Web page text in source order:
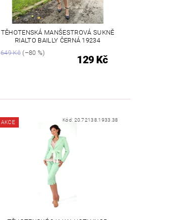
TĚHOTENSKÁ MANŠESTROVÁ SUKNĚ
RIALTO BAILLY ČERNÁ 19234
649 Kč (–80 %)
129 Kč
AKCE Kód: 20.72138.1933.38